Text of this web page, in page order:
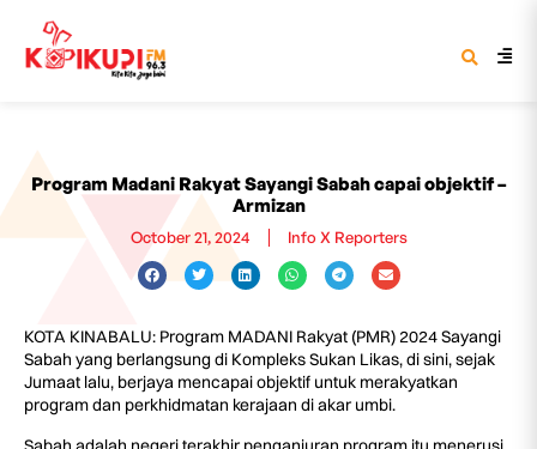
Program Madani Rakyat Sayangi Sabah capai objektif –
Armizan
October 21, 2024 Info X Reporters
KOTA KINABALU: Program MADANI Rakyat (PMR) 2024 Sayangi
Sabah yang berlangsung di Kompleks Sukan Likas, di sini, sejak
Jumaat lalu, berjaya mencapai objektif untuk merakyatkan
program dan perkhidmatan kerajaan di akar umbi.